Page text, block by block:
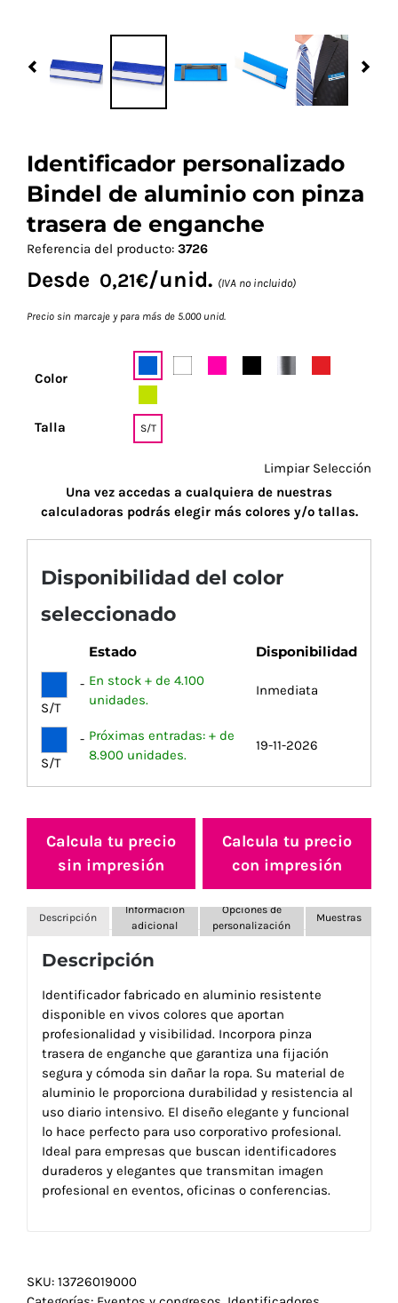
Previous
Identificador personalizado
Bindel de aluminio con pinza
trasera de enganche
Referencia del producto: 3726
Desde 0,21€/unid. (IVA no incluido)
Precio sin marcaje y para más de 5.000 unid.
Color
Talla S/T
Limpiar Selección
Una vez accedas a cualquiera de nuestras
calculadoras podrás elegir más colores y/o tallas.
Disponibilidad del color
seleccionado
Estado Disponibilidad
-
S/T
En stock + de 4.100
unidades.
Inmediata
-
S/T
Próximas entradas: + de
8.900 unidades.
19-11-2026
Calcula tu precio
sin impresión
Calcula tu precio
con impresión
Descripción
Información
adicional
Opciones de
personalización
Muestras
Descripción
Identificador fabricado en aluminio resistente
disponible en vivos colores que aportan
profesionalidad y visibilidad. Incorpora pinza
trasera de enganche que garantiza una fijación
segura y cómoda sin dañar la ropa. Su material de
aluminio le proporciona durabilidad y resistencia al
uso diario intensivo. El diseño elegante y funcional
lo hace perfecto para uso corporativo profesional.
Ideal para empresas que buscan identificadores
duraderos y elegantes que transmitan imagen
profesional en eventos, oficinas o conferencias.
SKU: 13726019000